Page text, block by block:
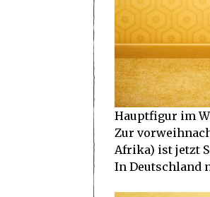
Hauptfigur im
Zur
Afrika) ist jetzt
In Deutschland